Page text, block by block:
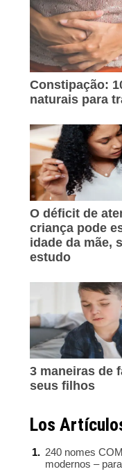
Constipação:
naturais para
O déficit de
criança pode
idade da mãe,
estudo
3 maneiras de
seus filhos
Los
240 nomes
modernos –